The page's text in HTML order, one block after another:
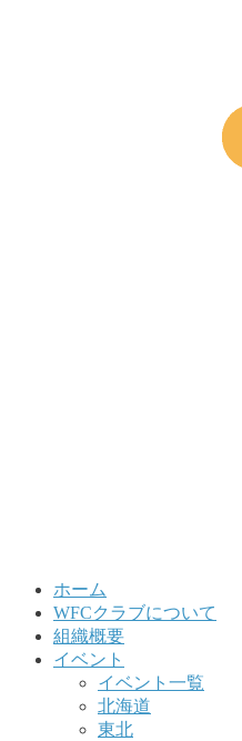
ホーム
WFCクラブについて
組織概要
イベント
イベント一覧
北海道
東北